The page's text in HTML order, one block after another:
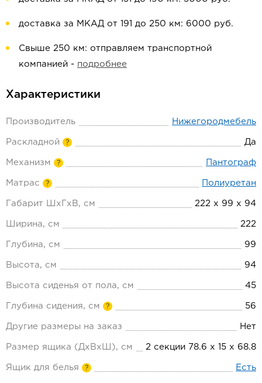
доставка за МКАД от 191 до 250 км: 6000 руб.
Свыше 250 км: отправляем транспортной
компанией - подробнее
Характеристики
Производитель Нижегородмебель
Раскладной ? Да
Механизм ? Пантограф
Матрас ? Полиуретан
Габарит ШхГхВ, см 222 х 99 х 94
Ширина, см 222
Глубина, см 99
Высота, см 94
Высота сиденья от пола, см 45
Глубина сидения, см ? 56
Другие размеры на заказ Нет
Размер ящика (ДхВхШ), см 2 секции 78.6 x 15 x 68.8
Ящик для белья ? Есть